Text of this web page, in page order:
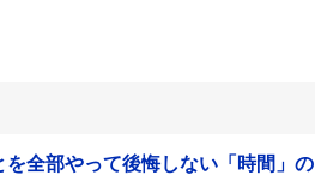
全部やって後悔しない「時間」の